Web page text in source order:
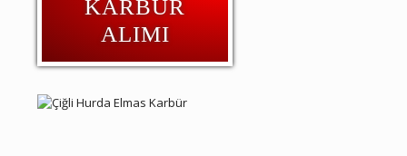
KARBÜR
ALIMI